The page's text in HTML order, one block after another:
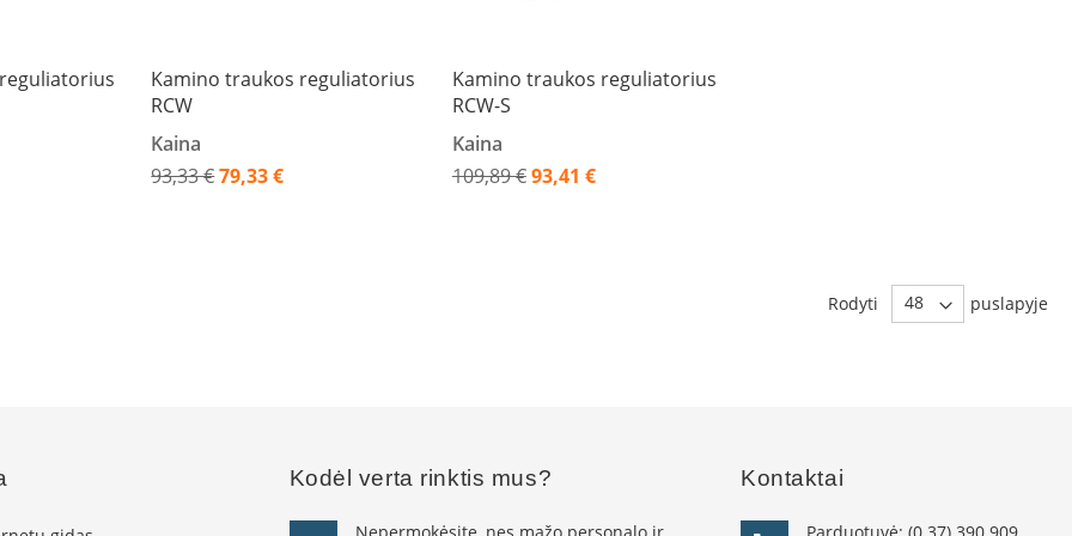
Kamino traukos reguliatorius
RCW
Kaina
93,33 €79,33 €
Kamino traukos reguliatorius
RCW-S
Kaina
109,89 €93,41 €
Rodyti puslapyje
Kodėl verta rinktis mus? Kontaktai